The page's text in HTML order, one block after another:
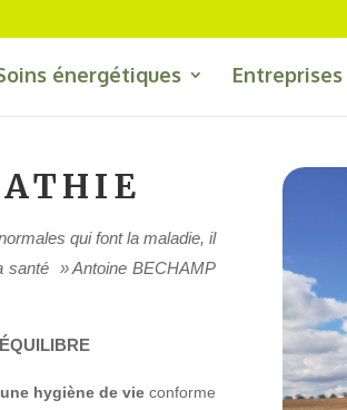
énergétiques Entreprises
qui font la maladie, il
santé »Antoine BECHAMP
hygiène de vie conforme